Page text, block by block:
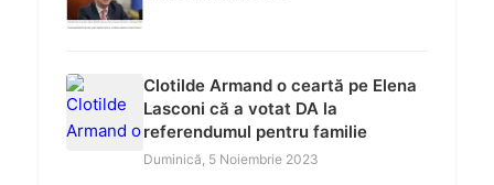
Clotilde Armand o ceartă pe Elena
Lasconi că a votat DA la
referendumul pentru familie
Duminică, 5 Noiembrie 2023